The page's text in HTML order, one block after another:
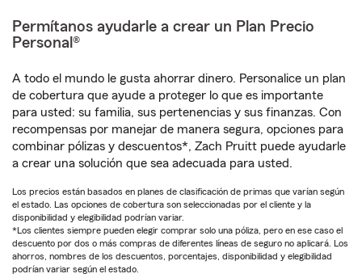
Permítanos ayudarle a crear un Plan Precio
Personal®
A todo el mundo le gusta ahorrar dinero. Personalice un plan
de cobertura que ayude a proteger lo que es importante
para usted: su familia, sus pertenencias y sus finanzas. Con
recompensas por manejar de manera segura, opciones para
combinar pólizas y descuentos*, Zach Pruitt puede ayudarle
a crear una solución que sea adecuada para usted.
Los precios están basados en planes de clasificación de primas que varían según
el estado. Las opciones de cobertura son seleccionadas por el cliente y la
disponibilidad y elegibilidad podrían variar.
*Los clientes siempre pueden elegir comprar solo una póliza, pero en ese caso el
descuento por dos o más compras de diferentes líneas de seguro no aplicará. Los
ahorros, nombres de los descuentos, porcentajes, disponibilidad y elegibilidad
podrían variar según el estado.